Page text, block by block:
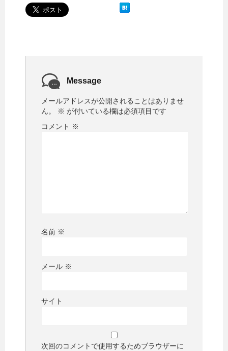
Message
メールアドレスが公開されることはありませ
ん。
※ が付いている欄は必須項目です
コメント ※
名前 ※
メール ※
サイト
次回のコメントで使用するためブラウザーに